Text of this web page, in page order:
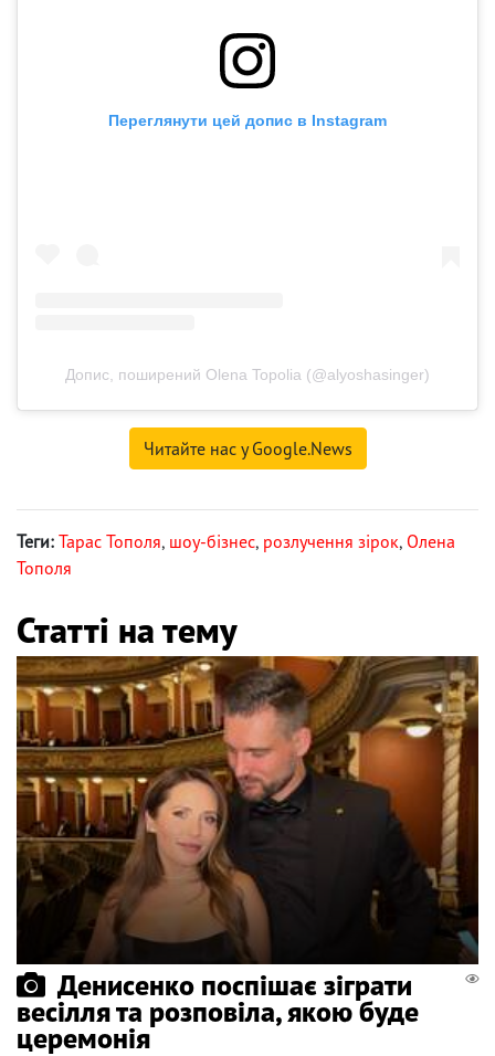
Переглянути цей допис в Instagram
Допис, поширений Olena Topolia (@alyoshasinger)
Читайте нас у Google.News
Теги: Тарас Тополя, шоу-бізнес, розлучення зірок, Олена
Тополя
Статті на тему
Денисенко поспішає зіграти
весілля та розповіла, якою буде
церемонія